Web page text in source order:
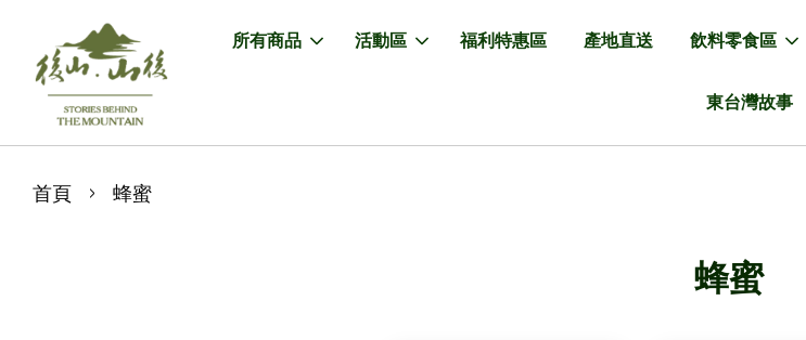
所有商品 活動區 福利特惠區 產地直送 飲料零食區
東台灣故事
首頁 › 蜂蜜
蜂蜜